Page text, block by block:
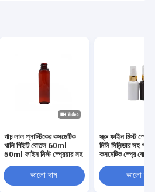
গাঢ় লাল প্লাস্টিকের কসমেটিক
খালি পিইটি বোতল 60ml
50ml ফাইন মিস্ট স্প্রেয়ার সহ
ভালো দাম
স্ক্রু ফাইন মিস্ট
মিলি সিলিন্ডার সহ
কসমেটিক স্প্রে বোতল
ভালো দাম